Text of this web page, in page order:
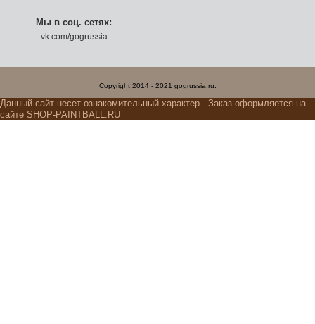
Мы в соц. сетях:
vk.com/gogrussia
Copyright 2014 - 2021 gogrussia.ru.
Данный сайт несет ознакомительный характер . Заказ оформляется на
сайте SHOP-PAINTBALL.RU